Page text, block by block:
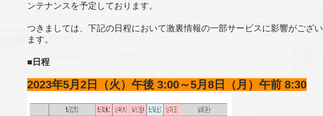
ンテナンスを予定しております。
つきましては、下記の日程において激裏情報の一部サービスに影響がござい
ます。
■日程
2023年5月2日（火）午後 3:00～5月8日（月）午前 8:30